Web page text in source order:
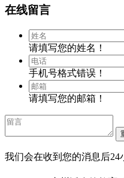
在线留言
请填写您的姓名！
手机号格式错误！
请填写您的邮箱！
我们会在收到您的消息后24